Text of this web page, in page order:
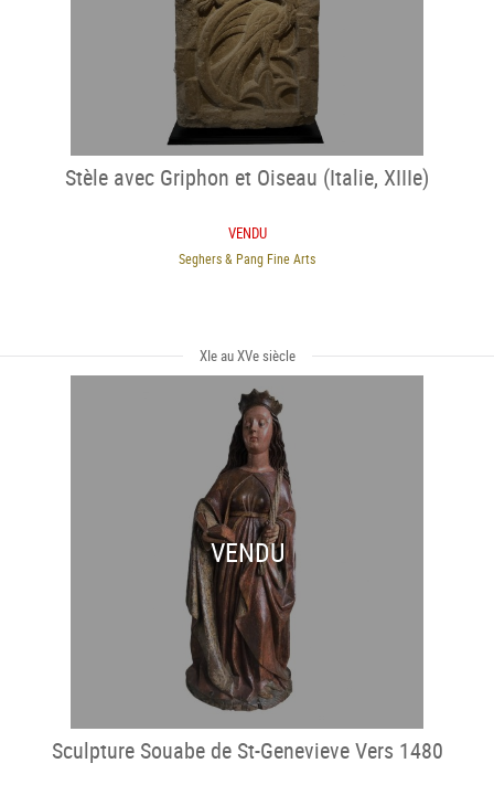
Stèle avec Griphon et Oiseau (Italie, XIIIe)
VENDU
Seghers & Pang Fine Arts
XIe au XVe siècle
VENDU
Sculpture Souabe de St-Genevieve Vers 1480